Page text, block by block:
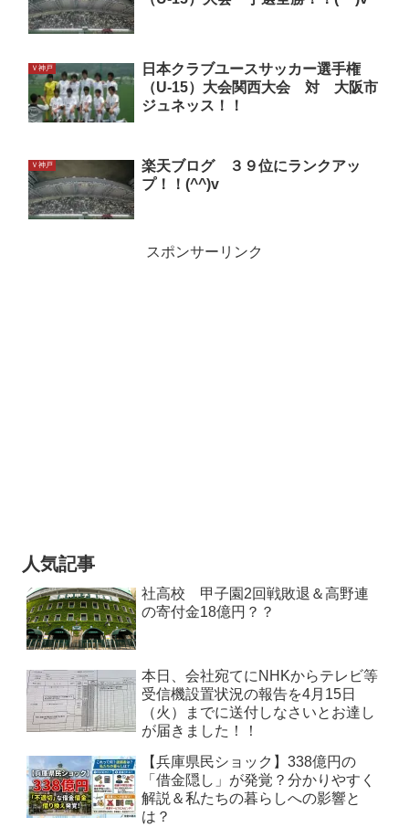
Ｖ神戸
日本クラブユースサッカー選手権
（U-15）大会関西大会 対 大阪市
ジュネッス！！
Ｖ神戸
楽天ブログ ３９位にランクアッ
プ！！(^^)v
スポンサーリンク
人気記事
社高校 甲子園2回戦敗退＆高野連
の寄付金18億円？？
本日、会社宛てにNHKからテレビ等
受信機設置状況の報告を4月15日
（火）までに送付しなさいとお達し
が届きました！！
【兵庫県民ショック】338億円の
「借金隠し」が発覚？分かりやすく
解説＆私たちの暮らしへの影響と
は？